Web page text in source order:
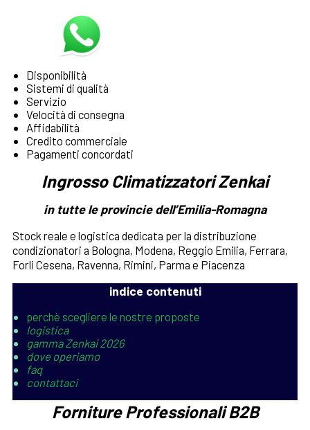
Disponibilità
Sistemi di qualità
Servizio
Velocità di consegna
Affidabilità
Credito commerciale
Pagamenti concordati
Ingrosso Climatizzatori Zenkai
in tutte le provincie dell’Emilia-Romagna
Stock reale e logistica dedicata per la distribuzione
condizionatori a Bologna, Modena, Reggio Emilia, Ferrara,
Forli Cesena, Ravenna, Rimini, Parma e Piacenza
indice contenuti
perchè scegliere le nostre proposte
logistica
gamma Zenkai 2026
dove operiamo
faq
contattaci
Forniture Professionali B2B